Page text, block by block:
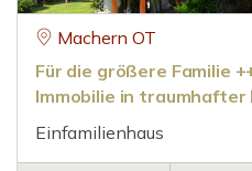
Machern OT
Für die größere Familie
Immobilie in traumhafter
Einfamilienhaus